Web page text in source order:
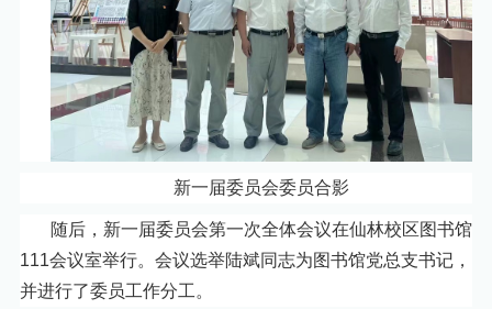
新一届委员会委员合影
随后，新一届委员会第一次全体会议在仙林校区图书馆
111会议室举行。会议选举陆斌同志为图书馆党总支书记，
并进行了委员工作分工。